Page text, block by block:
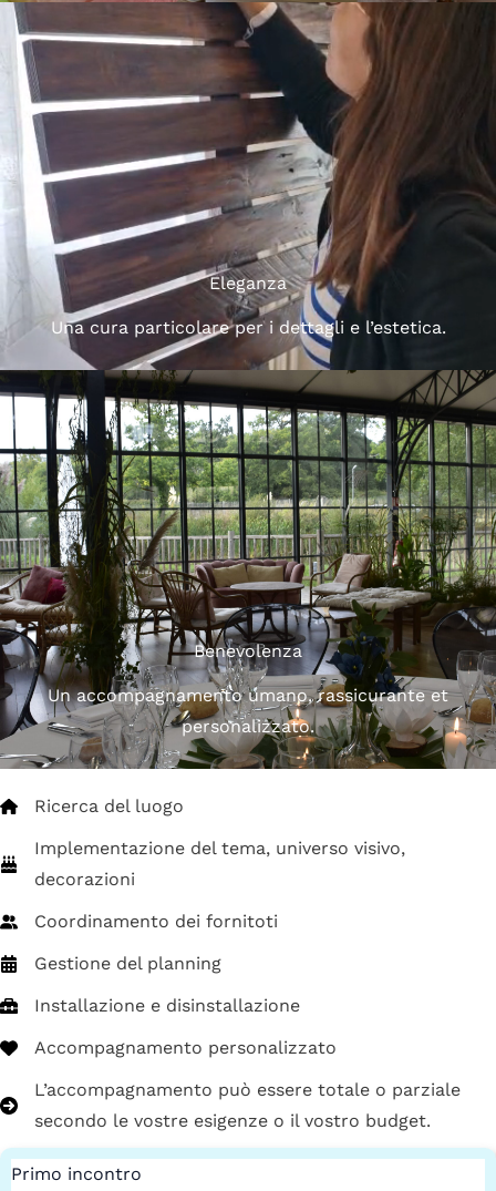
Eleganza
Una cura particolare per i dettagli e l’estetica.
Benevolenza
Un accompagnamento umano, rassicurante et
personalizzato.
Ricerca del luogo
Implementazione del tema, universo visivo,
decorazioni
Coordinamento dei fornitoti
Gestione del planning
Installazione e disinstallazione
Accompagnamento personalizzato
L’accompagnamento può essere totale o parziale
secondo le vostre esigenze o il vostro budget.
Primo incontro